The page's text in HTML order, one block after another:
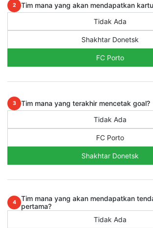
2
Tim mana yang akan mendapatkan
Tidak Ada
Shakhtar Donetsk
FC Porto
3
Tim mana yang terakhir mencetak goal?
Tidak Ada
FC Porto
Shakhtar Donetsk
4
Tim mana yang akan mendapatkan
pertama?
Tidak Ada